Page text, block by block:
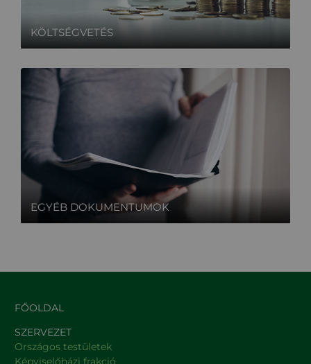
KÖLTSÉGVETÉS
EGYÉB DOKUMENTUMOK
FŐOLDAL
SZERVEZET
Országos testületek
Képviselőházi frakció